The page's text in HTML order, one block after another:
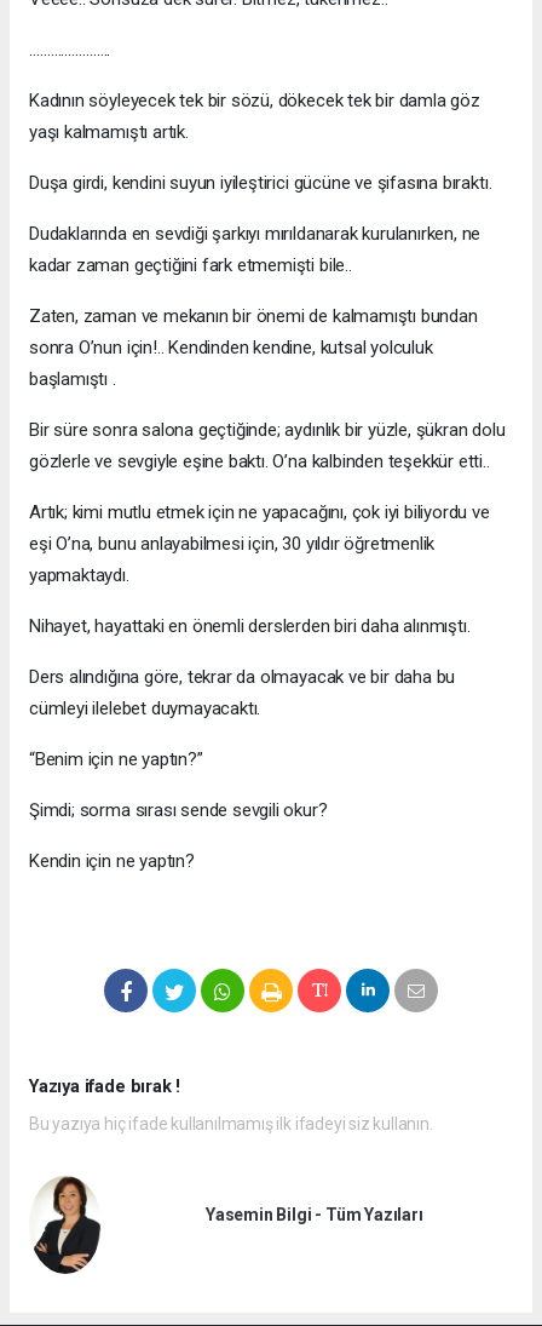
…………………..
Kadının söyleyecek tek bir sözü, dökecek tek bir damla göz
yaşı kalmamıştı artık.
Duşa girdi, kendini suyun iyileştirici gücüne ve şifasına bıraktı.
Dudaklarında en sevdiği şarkıyı mırıldanarak kurulanırken, ne
kadar zaman geçtiğini fark etmemişti bile..
Zaten, zaman ve mekanın bir önemi de kalmamıştı bundan
sonra O’nun için!.. Kendinden kendine, kutsal yolculuk
başlamıştı .
Bir süre sonra salona geçtiğinde; aydınlık bir yüzle, şükran dolu
gözlerle ve sevgiyle eşine baktı. O’na kalbinden teşekkür etti..
Artık; kimi mutlu etmek için ne yapacağını, çok iyi biliyordu ve
eşi O’na, bunu anlayabilmesi için, 30 yıldır öğretmenlik
yapmaktaydı.
Nihayet, hayattaki en önemli derslerden biri daha alınmıştı.
Ders alındığına göre, tekrar da olmayacak ve bir daha bu
cümleyi ilelebet duymayacaktı.
“Benim için ne yaptın?”
Şimdi; sorma sırası sende sevgili okur?
Kendin için ne yaptın?
Yazıya ifade bırak !
Bu yazıya hiç ifade kullanılmamış ilk ifadeyi siz kullanın.
Yasemin Bilgi - Tüm Yazıları